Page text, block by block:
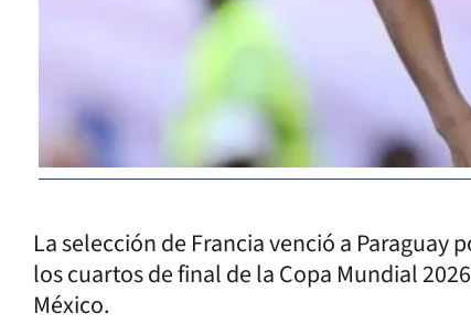
La selección de Francia venció a Paraguay
los cuartos de final de la Copa Mundial
México.